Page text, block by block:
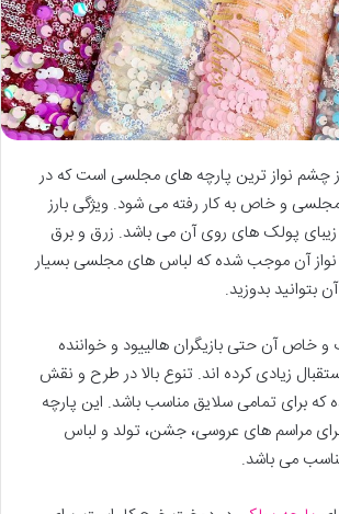
چشم نواز ترین پارچه های مجلسی است که در
و خاص به کار رفته می شود. ویژگی بارز
پولک های روی آن می باشد. زرق و برق
آن موجب شده که لباس های مجلسی بسیار
بتوانید بدوزید.
خاص آن حتی بازیگران هالییود و خواننده
زیادی کرده اند. تنوع بالا در طرح و نقش
برای تمامی سلایق مناسب باشد. این پارچه
مراسم های عروسی، جشن، تولد و لباس
می باشد.